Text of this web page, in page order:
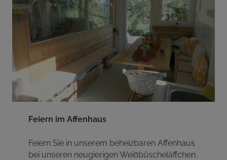
Feiern im Affenhaus
Feiern Sie in unserem beheizbaren Affenhaus
bei unseren neugierigen Weißbüscheläffchen.